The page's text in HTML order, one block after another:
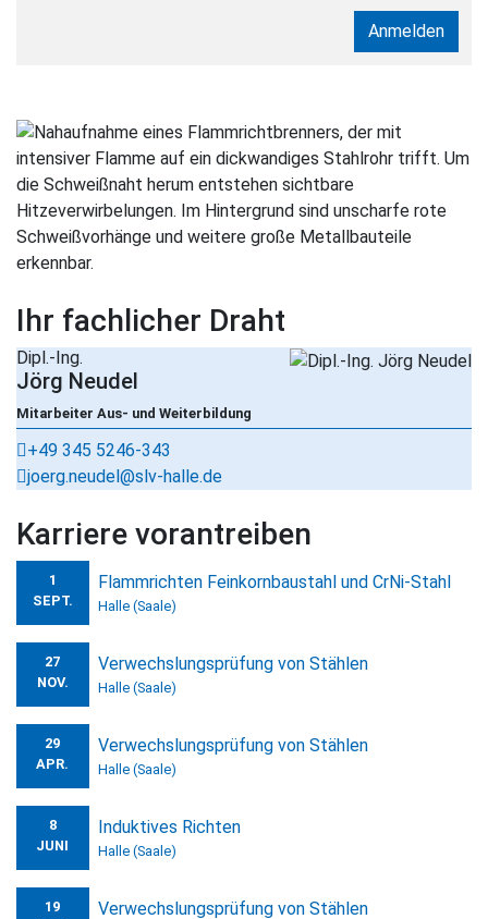
Anmelden
Kontakt und weitere
Ihr fachlicher Draht
Dipl.-Ing.
Jörg Neudel
Mitarbeiter Aus- und Weiterbildung
:+49 345 5246-343
:joerg.neudel@slv-halle.de
Karriere vorantreiben
1
SEPT.
Flammrichten Feinkornbaustahl und CrNi-Stahl
Halle (Saale)
27
NOV.
Verwechslungsprüfung von Stählen
Halle (Saale)
29
APR.
Verwechslungsprüfung von Stählen
Halle (Saale)
8
JUNI
Induktives Richten
Halle (Saale)
19
Verwechslungsprüfung von Stählen